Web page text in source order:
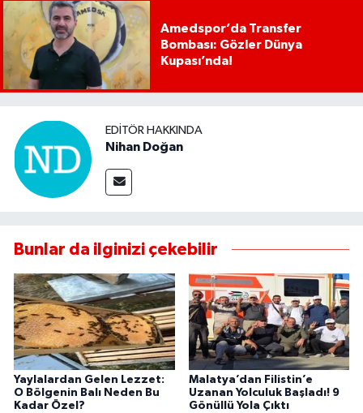
Amedspor’da Transfer
Bombası: Gözler Dünya
Kupası’nda!
EDITÖR HAKKINDA
Nihan Doğan
Bunlar da ilginizi çekebilir
Yaylalardan Gelen Lezzet:
O Bölgenin Balı Neden Bu
Kadar Özel?
Malatya’dan Filistin’e
Uzanan Yolculuk Başladı! 9
Gönüllü Yola Çıktı